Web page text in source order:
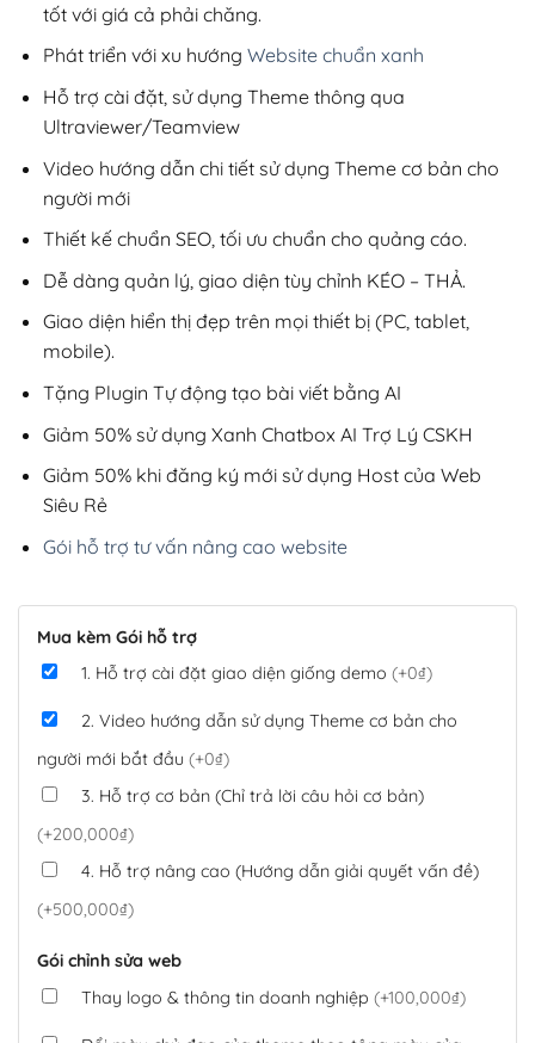
tốt với giá cả phải chăng.
Phát triển với xu hướng Website chuẩn xanh
Hỗ trợ cài đặt, sử dụng Theme thông qua
Ultraviewer/Teamview
Video hướng dẫn chi tiết sử dụng Theme cơ bản cho
người mới
Thiết kế chuẩn SEO, tối ưu chuẩn cho quảng cáo.
Dễ dàng quản lý, giao diện tùy chỉnh KÉO – THẢ.
Giao diện hiển thị đẹp trên mọi thiết bị (PC, tablet,
mobile).
Tặng Plugin Tự động tạo bài viết bằng AI
Giảm 50% sử dụng Xanh Chatbox AI Trợ Lý CSKH
Giảm 50% khi đăng ký mới sử dụng Host của Web
Siêu Rẻ
Gói hỗ trợ tư vấn nâng cao website
Mua kèm Gói hỗ trợ
1. Hỗ trợ cài đặt giao diện giống demo (+0₫)
2. Video hướng dẫn sử dụng Theme cơ bản cho
người mới bắt đầu (+0₫)
3. Hỗ trợ cơ bản (Chỉ trả lời câu hỏi cơ bản)
(+200,000₫)
4. Hỗ trợ nâng cao (Hướng dẫn giải quyết vấn đề)
(+500,000₫)
Gói chỉnh sửa web
Thay logo & thông tin doanh nghiệp (+100,000₫)